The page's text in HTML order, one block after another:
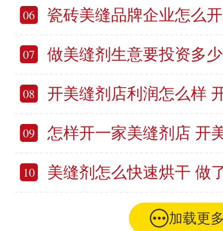
06 瓷砖美缝品牌企业怎么开发市场？买美
07 做美缝剂生意要投资多少钱 开
08 开美缝剂店利润怎么样 开一家美
09 怎样开一家美缝剂店 开美缝
10 美缝剂怎么快速烘干 做了美
加载更